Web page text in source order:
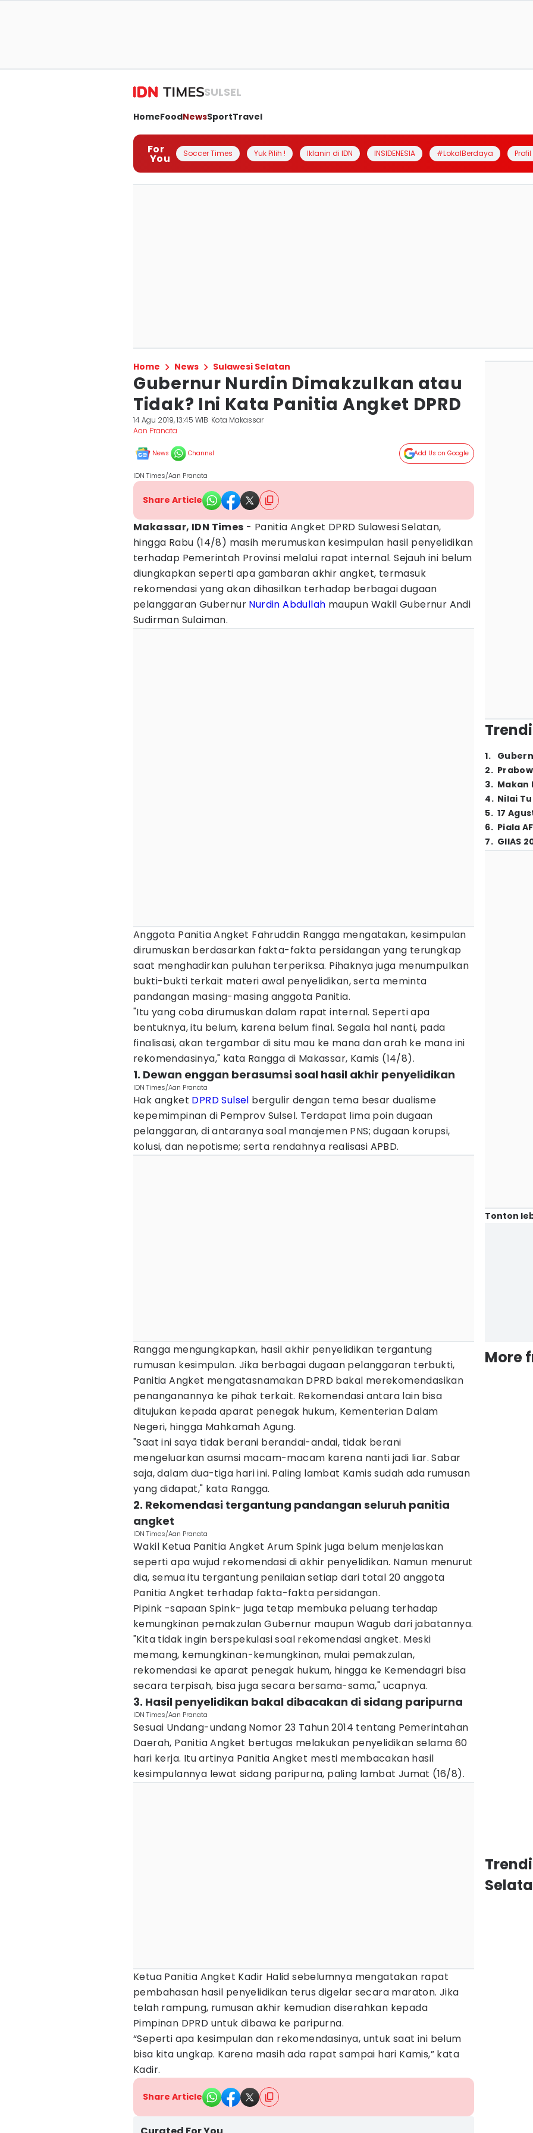
SULSEL
HomeFoodNewsSportTravel
For
You Soccer Times Yuk Pilih ! Iklanin di IDN INSIDENESIA #LokalBerdaya
Home News Sulawesi Selatan
Gubernur Nurdin Dimakzulkan atau
Tidak? Ini Kata Panitia Angket DPRD
14 Agu 2019, 13:45 WIB Kota Makassar
Aan Pranata
News Channel Add Us on Google
IDN Times/Aan Pranata
Share Article
Makassar, IDN Times - Panitia Angket DPRD Sulawesi Selatan,
hingga Rabu (14/8) masih merumuskan kesimpulan hasil penyelidikan
terhadap Pemerintah Provinsi melalui rapat internal. Sejauh ini belum
diungkapkan seperti apa gambaran akhir angket, termasuk
rekomendasi yang akan dihasilkan terhadap berbagai dugaan
pelanggaran Gubernur Nurdin Abdullah maupun Wakil Gubernur Andi
Sudirman Sulaiman.
Anggota Panitia Angket Fahruddin Rangga mengatakan, kesimpulan
dirumuskan berdasarkan fakta-fakta persidangan yang terungkap
saat menghadirkan puluhan terperiksa. Pihaknya juga menumpulkan
bukti-bukti terkait materi awal penyelidikan, serta meminta
pandangan masing-masing anggota Panitia.
"Itu yang coba dirumuskan dalam rapat internal. Seperti apa
bentuknya, itu belum, karena belum final. Segala hal nanti, pada
finalisasi, akan tergambar di situ mau ke mana dan arah ke mana ini
rekomendasinya," kata Rangga di Makassar, Kamis (14/8).
1. Dewan enggan berasumsi soal hasil akhir penyelidikan
IDN Times/Aan Pranata
Hak angket DPRD Sulsel bergulir dengan tema besar dualisme
kepemimpinan di Pemprov Sulsel. Terdapat lima poin dugaan
pelanggaran, di antaranya soal manajemen PNS; dugaan korupsi,
kolusi, dan nepotisme; serta rendahnya realisasi APBD.
Rangga mengungkapkan, hasil akhir penyelidikan tergantung
rumusan kesimpulan. Jika berbagai dugaan pelanggaran terbukti,
Panitia Angket mengatasnamakan DPRD bakal merekomendasikan
penanganannya ke pihak terkait. Rekomendasi antara lain bisa
ditujukan kepada aparat penegak hukum, Kementerian Dalam
Negeri, hingga Mahkamah Agung.
"Saat ini saya tidak berani berandai-andai, tidak berani
mengeluarkan asumsi macam-macam karena nanti jadi liar. Sabar
saja, dalam dua-tiga hari ini. Paling lambat Kamis sudah ada rumusan
yang didapat," kata Rangga.
2. Rekomendasi tergantung pandangan seluruh panitia
angket
IDN Times/Aan Pranata
Wakil Ketua Panitia Angket Arum Spink juga belum menjelaskan
seperti apa wujud rekomendasi di akhir penyelidikan. Namun menurut
dia, semua itu tergantung penilaian setiap dari total 20 anggota
Panitia Angket terhadap fakta-fakta persidangan.
Pipink -sapaan Spink- juga tetap membuka peluang terhadap
kemungkinan pemakzulan Gubernur maupun Wagub dari jabatannya.
"Kita tidak ingin berspekulasi soal rekomendasi angket. Meski
memang, kemungkinan-kemungkinan, mulai pemakzulan,
rekomendasi ke aparat penegak hukum, hingga ke Kemendagri bisa
secara terpisah, bisa juga secara bersama-sama," ucapnya.
3. Hasil penyelidikan bakal dibacakan di sidang paripurna
IDN Times/Aan Pranata
Sesuai Undang-undang Nomor 23 Tahun 2014 tentang Pemerintahan
Daerah, Panitia Angket bertugas melakukan penyelidikan selama 60
hari kerja. Itu artinya Panitia Angket mesti membacakan hasil
kesimpulannya lewat sidang paripurna, paling lambat Jumat (16/8).
Ketua Panitia Angket Kadir Halid sebelumnya mengatakan rapat
pembahasan hasil penyelidikan terus digelar secara maraton. Jika
telah rampung, rumusan akhir kemudian diserahkan kepada
Pimpinan DPRD untuk dibawa ke paripurna.
“Seperti apa kesimpulan dan rekomendasinya, untuk saat ini belum
bisa kita ungkap. Karena masih ada rapat sampai hari Kamis,” kata
Kadir.
Share Article
1.
2.
3. Makan
4. Nilai
5. 17
6. Piala
7. GIIAS
Tonton
More